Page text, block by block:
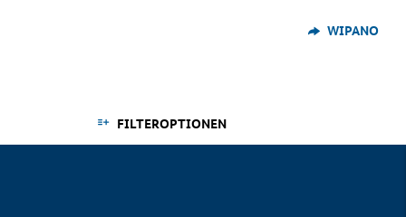
WIPANO
FILTEROPTIONEN